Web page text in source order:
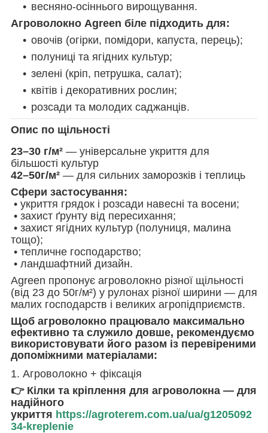
весняно-осіннього вирощування.
Агроволокно Agreen біле підходить для:
овочів (огірки, помідори, капуста, перець);
полуниці та ягідних культур;
зелені (кріп, петрушка, салат);
квітів і декоративних рослин;
розсади та молодих саджанців.
Опис по щільності
23–30 г/м² — універсальне укриття для
більшості культур
42–50г/м² — для сильних заморозків і теплиць
Сфери застосування:
• укриття грядок і розсади навесні та восени;
• захист ґрунту від пересихання;
• захист ягідних культур (полуниця, малина
тощо);
• тепличне господарство;
• ландшафтний дизайн.
Agreen пропонує агроволокно різної щільності
(від 23 до 50г/м²) у рулонах різної ширини — для
малих господарств і великих агропідприємств.
Щоб агроволокно працювало максимально
ефективно та служило довше, рекомендуємо
використовувати його разом із перевіреними
допоміжними матеріалами:
1. Агроволокно + фіксація
👉 Кілки та кріплення для агроволокна — для
надійного
укриття https://agroterem.com.ua/ua/g1205092
34-kreplenie